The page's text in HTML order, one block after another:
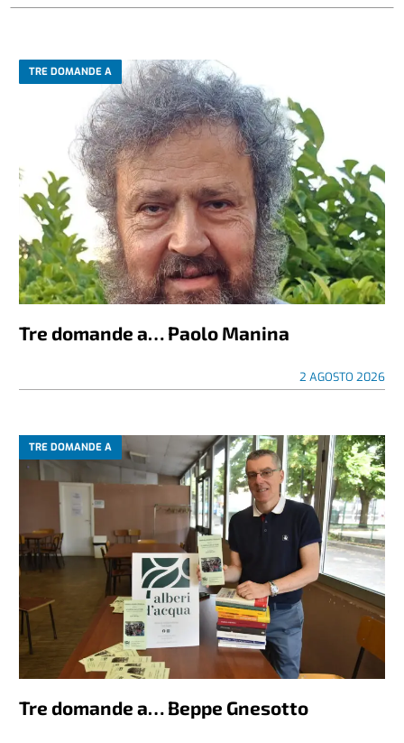
TRE DOMANDE A
Tre domande a… Paolo Manina
2 AGOSTO 2026
TRE DOMANDE A
Tre domande a… Beppe Gnesotto